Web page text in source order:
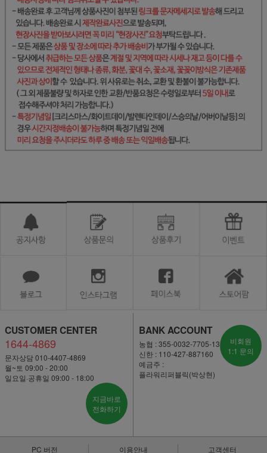
CUSTOMER CENTER
1644-4869
문자상담 010-4407-4869
월~토 09:00 - 20:00
일요일·공휴일 09:00 - 18:00
지금바로
전화하기
BANK ACCOUNT
농협 : 355-0032-7705-13
신한 : 110-427-887160
예금주 :
플라워리퍼블릭(박상현)
비회원
1:1 문의
PC 버전 이용안내 고객센터